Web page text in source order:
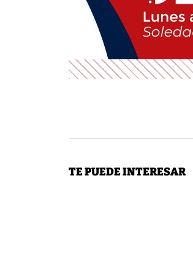
TE PUEDE INTERESAR